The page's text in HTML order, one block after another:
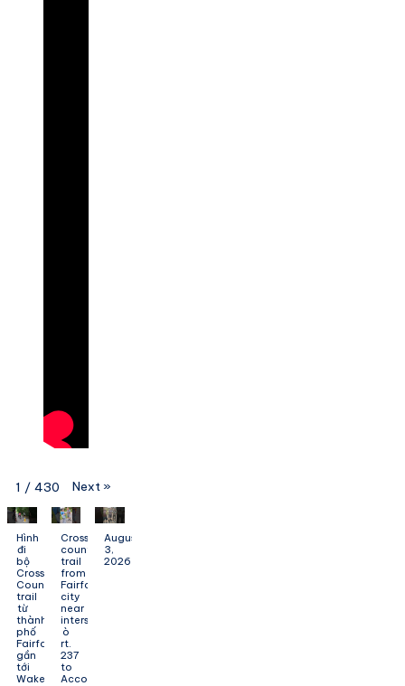
1 / 430 Next »
Hình
đi
bộ
Cross
County
trail
từ
thành
phố
Fairfax
gần
tới
Wakefield
Cross
county
trail
from
Fairfax
city
near
intersection
ò
rt.
237
to
Accotink
August
3,
2026